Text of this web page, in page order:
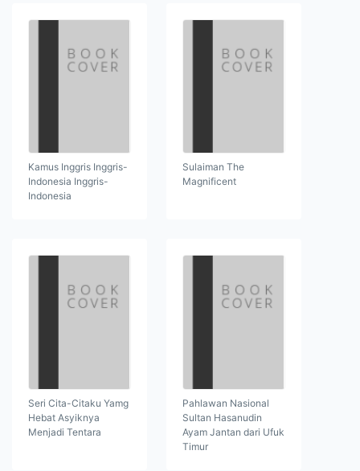
Kamus Inggris Inggris-
Indonesia Inggris-
Indonesia
Sulaiman The
Magnificent
Seri Cita-Citaku Yamg
Hebat Asyiknya
Menjadi Tentara
Pahlawan Nasional
Sultan Hasanudin
Ayam Jantan dari Ufuk
Timur